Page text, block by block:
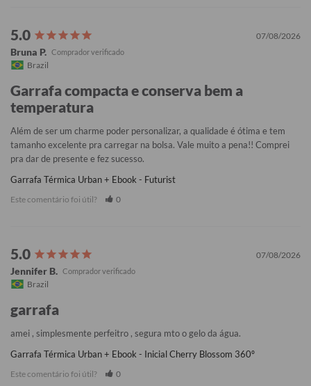
07/08/2026
Bruna P.
Brazil
Garrafa compacta e conserva bem a
temperatura
Além de ser um charme poder personalizar, a qualidade é ótima e tem
tamanho excelente pra carregar na bolsa. Vale muito a pena!! Comprei
pra dar de presente e fez sucesso.
Garrafa Térmica Urban + Ebook - Futurist
Este comentário foi útil? 0
07/08/2026
Jennifer B.
Brazil
garrafa
amei , simplesmente perfeitro , segura mto o gelo da água.
Garrafa Térmica Urban + Ebook - Inicial Cherry Blossom 360º
Este comentário foi útil? 0